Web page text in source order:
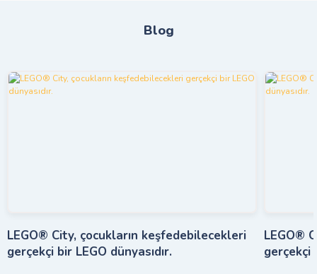
Blog
LEGO® City, çocukların keşfedebilecekleri
gerçekçi bir LEGO dünyasıdır.
LEGO®
gerçekçi